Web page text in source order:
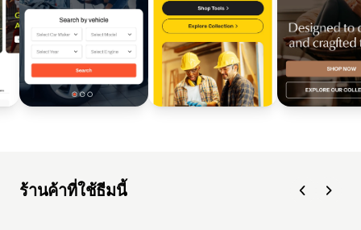
ร้านค้าที่ใช้ธีมนี้